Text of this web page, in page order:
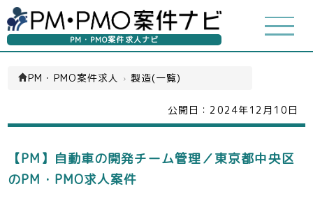
PM・PMO案件求人ナビ
PM・PMO案件求人 › 製造(一覧)
公開日： 2024年12月10日
【PM】自動車の開発チーム管理／東京都中央区
のPM・PMO求人案件